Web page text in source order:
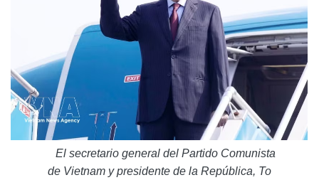
El secretario general del Partido Comunista
de Vietnam y presidente de la República, To